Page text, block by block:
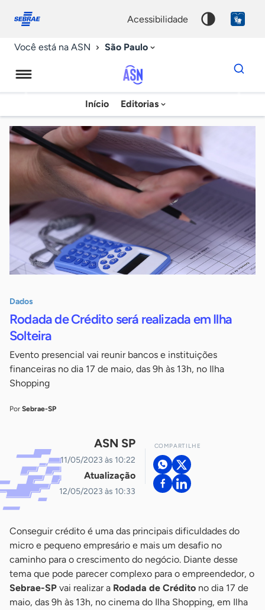
conosco
acessibilidade
Você está na ASN São Paulo
Agência
Sebrae
de
Notícias
Início Editorias
Dados
para
chave
Dados
Rodada de Crédito será realizada em Ilha
Solteira
Evento presencial vai reunir bancos e instituições
financeiras no dia 17 de maio, das 9h às 13h, no Ilha
Shopping
Por Sebrae-SP
ASN SP
11/05/2023 às 10:22
Atualização
12/05/2023 às 10:33
COMPARTILHE
Conseguir crédito é uma das principais dificuldades do
micro e pequeno empresário e mais um desafio no
caminho para o crescimento do negócio. Diante desse
tema que pode parecer complexo para o empreendedor, o
Sebrae-SP vai realizar a Rodada de Crédito no dia 17 de
maio, das 9h às 13h, no cinema do Ilha Shopping, em Ilha